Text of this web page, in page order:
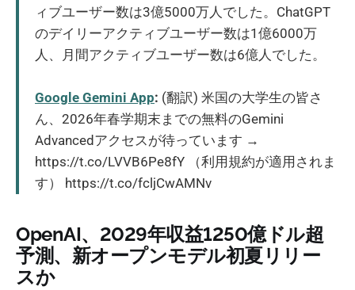
ィブユーザー数は3億5000万人でした。ChatGPT
のデイリーアクティブユーザー数は1億6000万
人、月間アクティブユーザー数は6億人でした。
Google Gemini App: (翻訳) 米国の大学生の皆さ
ん、2026年春学期末までの無料のGemini
Advancedアクセスが待っています →
https://t.co/LVVB6Pe8fY （利用規約が適用されま
す） https://t.co/fcljCwAMNv
OpenAI、2029年収益1250億ドル超
予測、新オープンモデル初夏リリー
スか